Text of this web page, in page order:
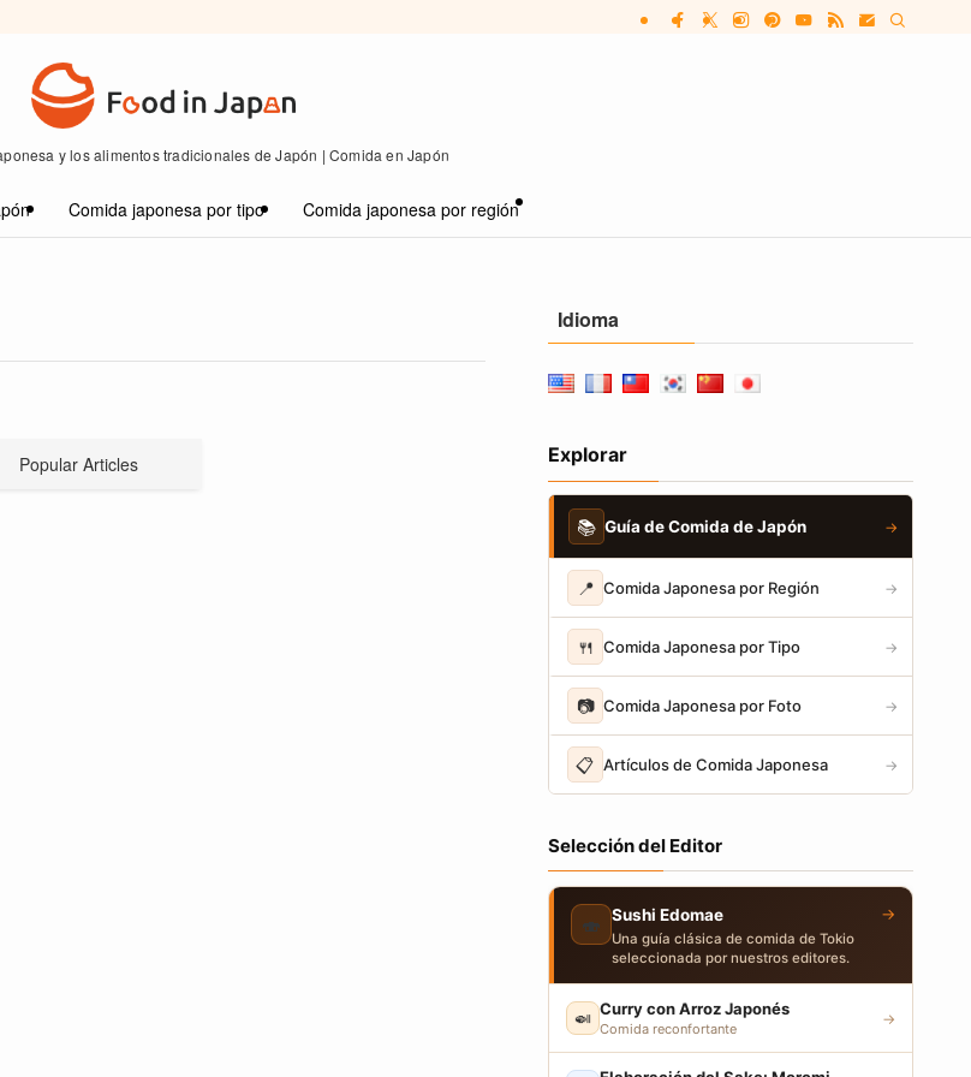
y los alimentos tradicionales de Japón | Comida en Japón
Comida japonesa por tipo Comida japonesa por región
Popular Articles
Idioma
Explorar
📚 Guía de Comida de Japón →
📍 Comida Japonesa por Región →
🍴 Comida Japonesa por Tipo →
📷 Comida Japonesa por Foto →
📋 Artículos de Comida Japonesa →
Selección del Editor
🍣 Sushi Edomae
Una guía clásica de comida de Tokio
seleccionada por nuestros editores.
→
🍛 Curry con Arroz Japonés
Comida reconfortante
→